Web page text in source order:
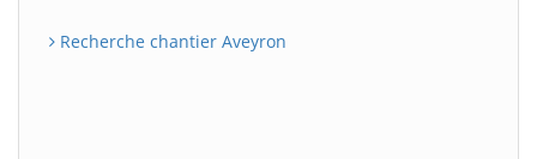
Recherche chantier Aveyron